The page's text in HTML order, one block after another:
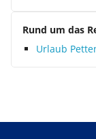
Rund um das
Urlaub